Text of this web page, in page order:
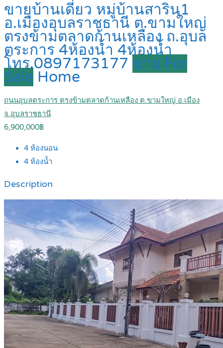
ขายบ้านเดี่ยว หมู่บ้านสาริน1
อ.เมืองอุบลราชธานี ต.ขามใหญ่
ตรงข้ามตลาดก้านเหลือง ถ.อุบล
ตระการ 4ห้องน้ำ 4ห้องน้ำ
โทร.0897173177 ขาย For
Sale Home
ถนนอุบลตระการ ตรงข้ามตลาดก้านเหลือง ต.ขามใหญ่ อ.เมือง
จ.อุบลราชธานี
6,900,000฿
4 ห้องนอน
4 ห้องน้ำ
Description